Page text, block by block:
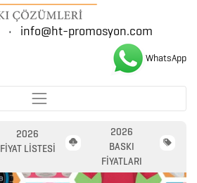
• info@ht-promosyon.com
WhatsApp
2026
FİYAT LİSTESİ
2026
BASKI
FİYATLARI